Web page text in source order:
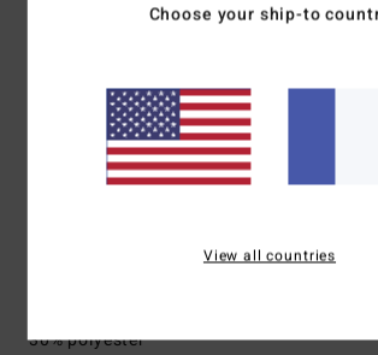
Encolure :col montant
Fermeture :fermeture par demi-zip
Autres caractéristiques : fermeture
30% polyester
Choose your ship-to
View all countries